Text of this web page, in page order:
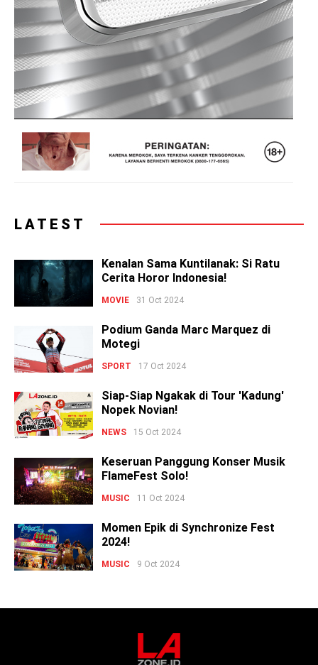
LATEST
Kenalan Sama Kuntilanak: Si Ratu
Cerita Horor Indonesia!
MOVIE 31 Oct 2024
Podium Ganda Marc Marquez di
Motegi
SPORT 17 Oct 2024
Siap-Siap Ngakak di Tour 'Kadung'
Nopek Novian!
NEWS 15 Oct 2024
Keseruan Panggung Konser Musik
FlameFest Solo!
MUSIC 11 Oct 2024
Momen Epik di Synchronize Fest
2024!
MUSIC 9 Oct 2024